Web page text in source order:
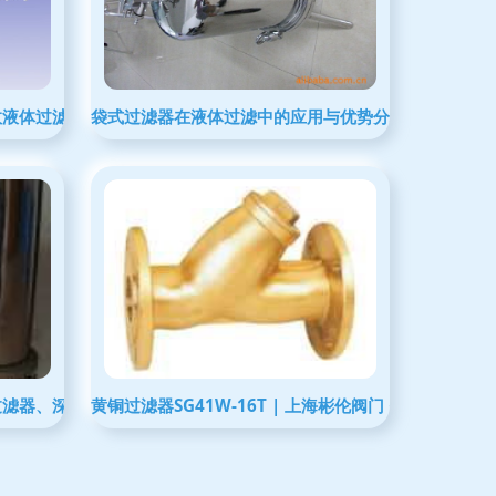
体过滤的优选方案袋式过滤器在液体过滤中的应用与优势分析
器、深圳保安过滤器与东莞液体过滤器价格解析
黄铜过滤器SG41W-16T | 上海彬伦阀门 · 液体过滤器